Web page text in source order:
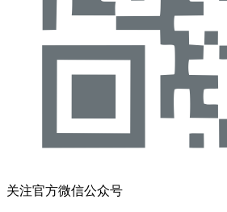
关注官方微信公众号